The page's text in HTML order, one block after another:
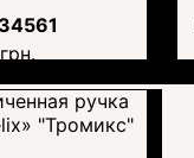
грн.